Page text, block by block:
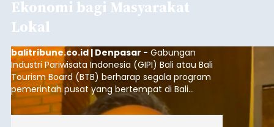
Ekonomi bagi Masyarakat
Lokal
balitribune.co.id | Denpasar - Gabungan
Industri Pariwisata Indonesia (GIPI) Bali atau Bali
Tourism Board (BTB) berharap segala program
pemerintah pusat yang bertempat di Bali
membawa dampak positif bagi masyarakat lokal.
"Program pemerintah ini (Bali sebagai Pusat